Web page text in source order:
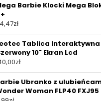
Barbie Klocki Mega
zł
Tablica
10" Ekran Lcd
zł
Ubranko z
Woman FLP40 FXJ95